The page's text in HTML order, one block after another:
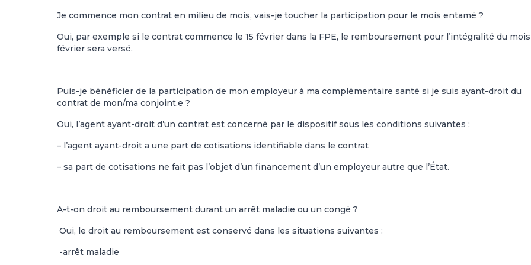
Je commence mon contrat en milieu de mois, vais-je toucher la participation pour le mois entamé ?
Oui, par exemple si le contrat commence le 15 février dans la FPE, le remboursement pour l’intégralité du
février sera versé.
Puis-je bénéficier de la participation de mon employeur à ma complémentaire santé si je suis ayant-droit du
contrat de mon/ma conjoint.e ?
Oui, l’agent ayant-droit d’un contrat est concerné par le dispositif sous les conditions suivantes :
– l’agent ayant-droit a une part de cotisations identifiable dans le contrat
– sa part de cotisations ne fait pas l’objet d’un financement d’un employeur autre que l’État.
A-t-on droit au remboursement durant un arrêt maladie ou un congé ?
Oui, le droit au remboursement est conservé dans les situations suivantes :
-arrêt maladie